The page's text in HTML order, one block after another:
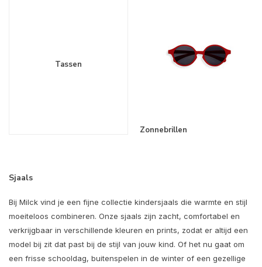
Tassen
Zonnebrillen
Sjaals
Bij Milck vind je een fijne collectie kindersjaals die warmte en stijl
moeiteloos combineren. Onze sjaals zijn zacht, comfortabel en
verkrijgbaar in verschillende kleuren en prints, zodat er altijd een
model bij zit dat past bij de stijl van jouw kind. Of het nu gaat om
een frisse schooldag, buitenspelen in de winter of een gezellige